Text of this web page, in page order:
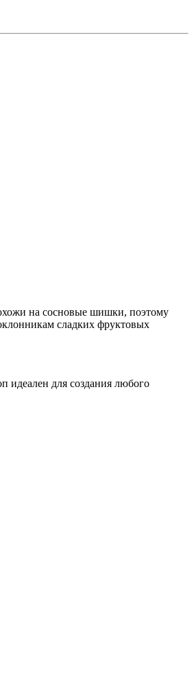
на сосновые шишки, поэтому
сладких фруктовых
идеален для создания любого